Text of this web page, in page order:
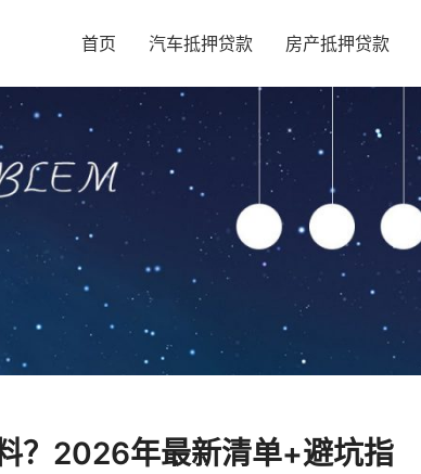
首页 汽车抵押贷款 房产抵押贷款
？2026年最新清单+避坑指